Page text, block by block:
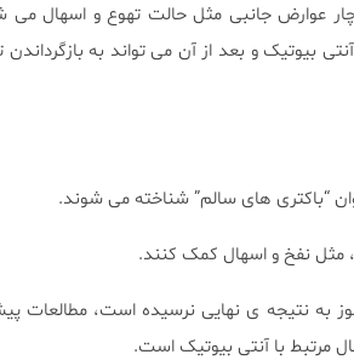
عوارض جانبی مثل حالت تهوع و اسهال می
بیوتیک و بعد از آن می تواند به بازگرداندن
“باکتری های سالم” شناخته می شوند.
مثل نفخ و اسهال کمک کنند.
به نتیجه ی نهایی نرسیده است، مطالعات
مرتبط با آنتی بیوتیک است.